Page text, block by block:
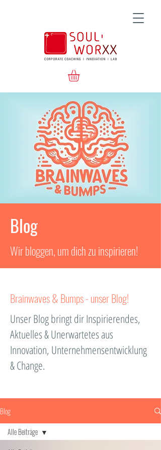
Blog
Wir bloggen, um dich zu inspirieren!
Brainwaves & Bumps - unser Blog!
Unser Blog bringt dir Inspirierendes,
Aktuelles & Unerwartetes aus
Innovation, Unternehmensentwicklung
& Change.
Blog
Alle Beiträge